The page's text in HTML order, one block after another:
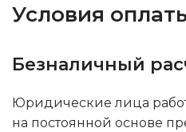
Условия
Безналичный
Юридические лица
на постоянной основе